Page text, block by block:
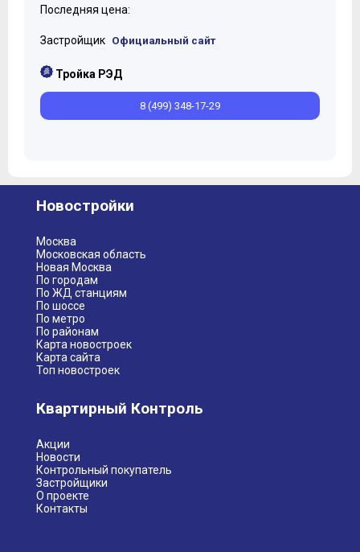
Последняя цена:
Застройщик Официальный сайт
Тройка РЭД
8 (499) 348-17-29
Новостройки
Москва
Московская область
Новая Москва
По городам
По ЖД станциям
По шоссе
По метро
По районам
Карта новостроек
Карта сайта
Топ новостроек
Квартирный Контроль
Акции
Новости
Контрольный покупатель
Застройщики
О проекте
Контакты